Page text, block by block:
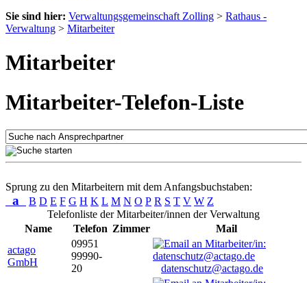
Sie sind hier: Verwaltungsgemeinschaft Zolling > Rathaus -
Verwaltung > Mitarbeiter
Mitarbeiter
Mitarbeiter-Telefon-Liste
Sprung zu den Mitarbeitern mit dem Anfangsbuchstaben:
a B D E F G H K L M N O P R S T V W Z
Telefonliste der Mitarbeiter/innen der Verwaltung
Name
Telefon Zimmer
Mail
actago
GmbH
09951
99990-
20
datenschutz@actago.de